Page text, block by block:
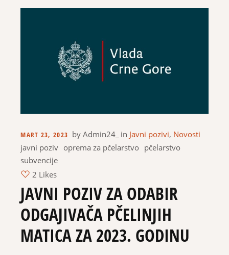
MART 23, 2023 by Admin24_ in Javni pozivi, Novosti
javni poziv oprema za pčelarstvo pčelarstvo
subvencije
2 Likes
JAVNI POZIV ZA ODABIR
ODGAJIVAČA PČELINJIH
MATICA ZA 2023. GODINU